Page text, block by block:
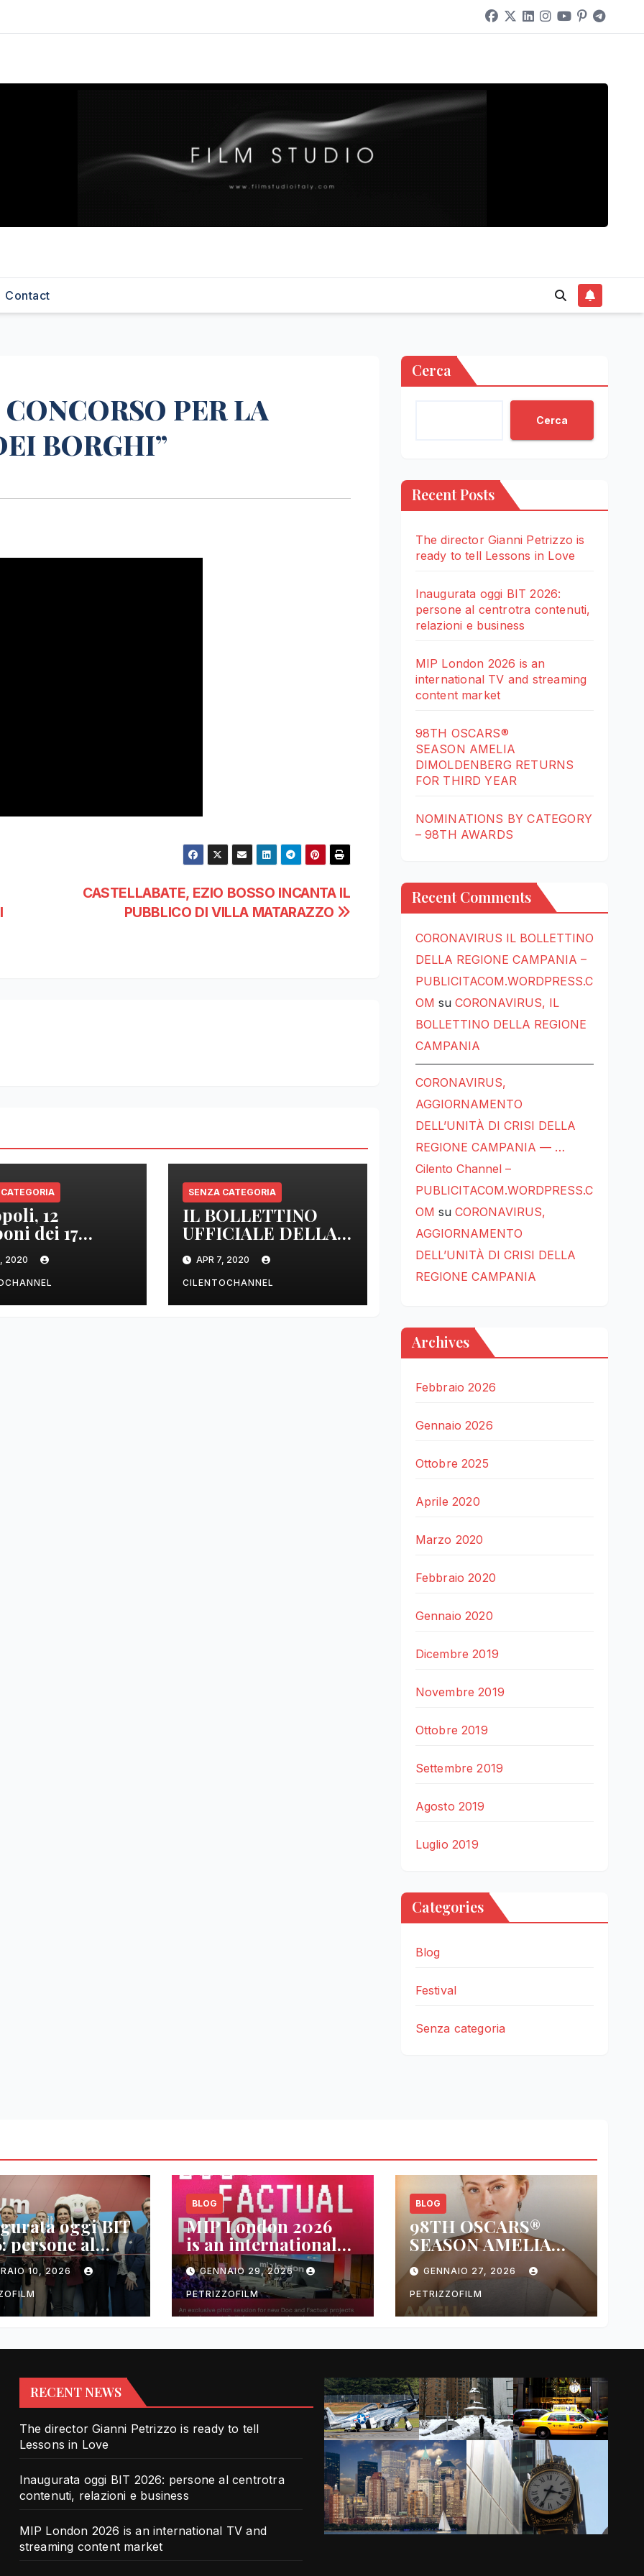
Contact
PER LA
BORGHI”
CASTELLABATE, EZIO BOSSO INCANTA IL
PUBBLICO DI VILLA MATARAZZO
12
dei 17
sono
2020
SENZA CATEGORIA
IL BOLLETTINO
UFFICIALE DELLA
REGIONE
CAMPANIA DELLE
ORE 22.00
APR 7, 2020
CILENTOCHANNEL
Cerca
Cerca
Recent Posts
The director Gianni Petrizzo is
ready to tell Lessons in Love
Inaugurata oggi BIT 2026:
persone al centrotra contenuti,
relazioni e business
MIP London 2026 is an
international TV and streaming
content market
98TH OSCARS®
SEASON AMELIA
DIMOLDENBERG RETURNS
FOR THIRD YEAR
NOMINATIONS BY CATEGORY
– 98TH AWARDS
Recent Comments
CORONAVIRUS IL BOLLETTINO
DELLA REGIONE CAMPANIA –
PUBLICITACOM.WORDPRESS.C
OM su CORONAVIRUS, IL
BOLLETTINO DELLA REGIONE
CAMPANIA
CORONAVIRUS,
AGGIORNAMENTO
DELL’UNITÀ DI CRISI DELLA
REGIONE CAMPANIA — …
Cilento Channel –
PUBLICITACOM.WORDPRESS.C
OM su CORONAVIRUS,
AGGIORNAMENTO
DELL’UNITÀ DI CRISI DELLA
REGIONE CAMPANIA
Archives
Febbraio 2026
Gennaio 2026
Ottobre 2025
Aprile 2020
Marzo 2020
Febbraio 2020
Gennaio 2020
Dicembre 2019
Novembre 2019
Ottobre 2019
Settembre 2019
Agosto 2019
Luglio 2019
Categories
Blog
Festival
Senza categoria
oggi BIT
persone al
contenuti,
e business
10, 2026
BLOG
MIP London 2026
is an international
TV and streaming
content market
GENNAIO 29, 2026
PETRIZZOFILM
BLOG
98TH OSCARS®
SEASON AMELIA
DIMOLDENBERG
RETURNS FOR
THIRD YEAR
GENNAIO 27, 2026
PETRIZZOFILM
RECENT NEWS
The director Gianni Petrizzo is ready to tell
Lessons in Love
Inaugurata oggi BIT 2026: persone al centrotra
contenuti, relazioni e business
MIP London 2026 is an international TV and
streaming content market